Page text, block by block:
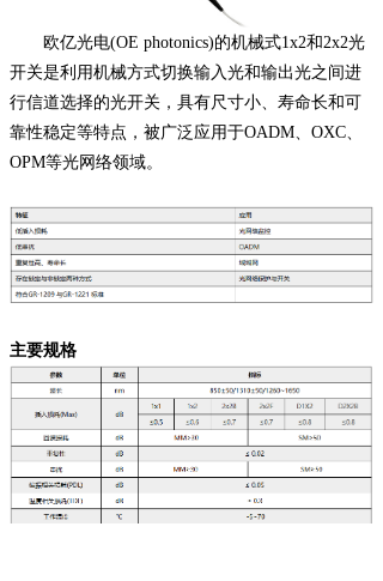
欧亿光电(OE photonics)的机械式1x2和2x2光
开关是利用机械方式切换输入光和输出光之间进
行信道选择的光开关，具有尺寸小、寿命长和可
靠性稳定等特点，被广泛应用于OADM、OXC、
OPM等光网络领域。
主要规格